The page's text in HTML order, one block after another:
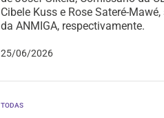
Cibele Kuss e Rose Sateré-
da ANMIGA, respectivamente.
25/06/2026
TODAS